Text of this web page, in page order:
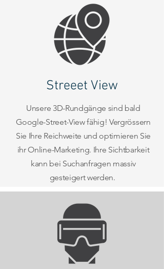
Streeet View
Unsere 3D-Rundgänge sind bald
Google-Street-View fähig! Vergrössern
Sie Ihre Reichweite und optimieren Sie
ihr Online-Marketing. Ihre Sichtbarkeit
kann bei Suchanfragen massiv
gesteigert werden.